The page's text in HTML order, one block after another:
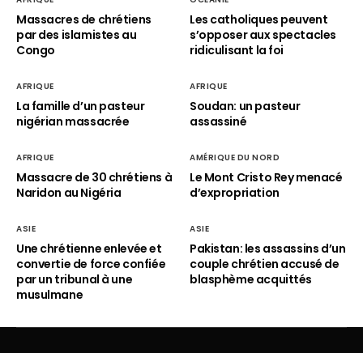
Massacres de chrétiens
par des islamistes au
Congo
Les catholiques peuvent
s’opposer aux spectacles
ridiculisant la foi
AFRIQUE
La famille d’un pasteur
nigérian massacrée
AFRIQUE
Soudan: un pasteur
assassiné
AFRIQUE
Massacre de 30 chrétiens à
Naridon au Nigéria
AMÉRIQUE DU NORD
Le Mont Cristo Rey menacé
d’expropriation
ASIE
Une chrétienne enlevée et
convertie de force confiée
par un tribunal à une
musulmane
ASIE
Pakistan: les assassins d’un
couple chrétien accusé de
blasphème acquittés